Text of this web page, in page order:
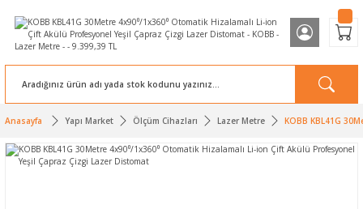
Anasayfa Yapı Market Ölçüm Cihazları Lazer Metre KOBB KBL41G